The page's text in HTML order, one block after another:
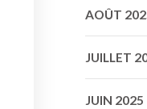
AOÛT
JUILLET
JUIN 2025